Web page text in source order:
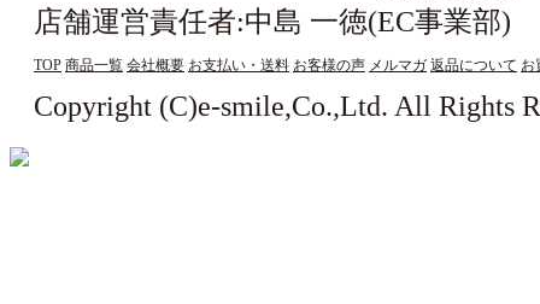
店舗運営責任者:中島 一徳(EC事
TOP 商品一覧 会社概要 お支払い・送料 お客様の声 メルマガ 返品について お
Copyright (C)e-smile,Co.,Ltd. All Rights